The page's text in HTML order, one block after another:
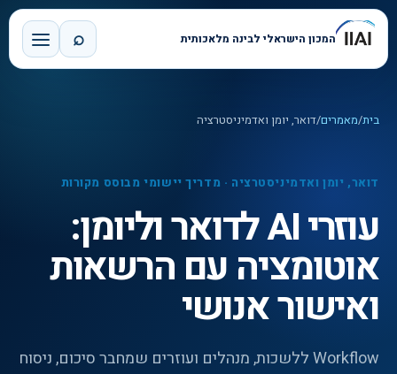
המכון הישראלי לבינה מלאכותית ⌕
בית/מאמרים/דואר, יומן ואדמיניסטרציה
דואר, יומן ואדמיניסטרציה · מדריך יישומי מבוסס מקורות
עוזרי AI לדואר וליומן:
אוטומציה עם הרשאות
ואישור אנושי
Workflow ללשכות, מנהלים ועוזרים שמחבר סיכום, ניסוח